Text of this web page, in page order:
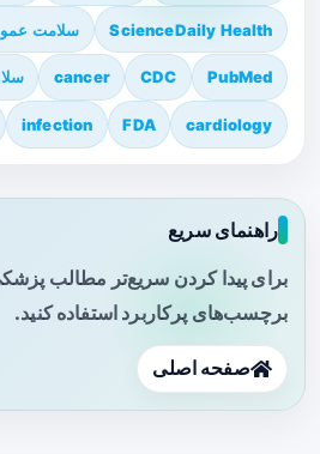
ScienceDaily Health سلامت
PubMed
CDC
cancer
cardiology
FDA
infection
راهنمای سریع
برای پیدا کردن سریع‌تر مطالب
برچسب‌های پرکاربرد استفاده کنید.
صفحه اصلی